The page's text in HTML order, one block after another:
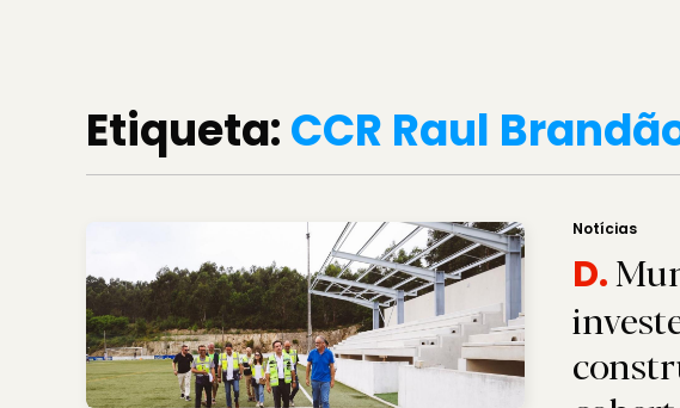
Etiqueta:CCR Raul
Notícias
D.